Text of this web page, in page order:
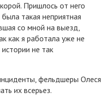
Пришлось от него
такая неприятная
со мной на выезд,
как я работала уже не
не так
фельдшеры Олеся
их всерьез.